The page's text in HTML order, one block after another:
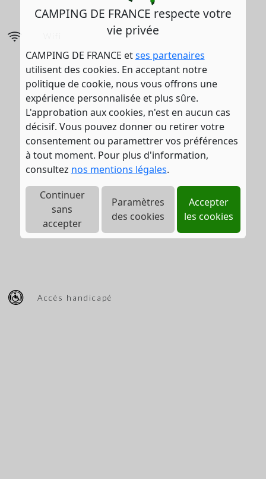
CAMPING DE FRANCE respecte votre
vie privée
CAMPING DE FRANCE etses partenaires
utilisent des cookies. En acceptant notre
politique de cookie, nous vous offrons une
expérience personnalisée et plus sûre.
L'approbation aux cookies, n'est en aucun cas
décisif. Vous pouvez donner ou retirer votre
consentement ou paramettrer vos préférences
à tout moment. Pour plus d'information,
consultez nos mentions légales.
Continuer
sans
accepter
Paramètres
des cookies
Accepter
les cookies
Accès handicapé